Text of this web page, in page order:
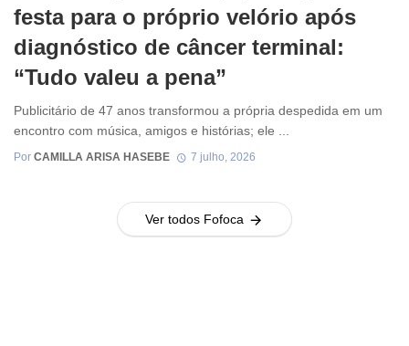
festa para o próprio velório após
diagnóstico de câncer terminal:
“Tudo valeu a pena”
Publicitário de 47 anos transformou a própria despedida em um
encontro com música, amigos e histórias; ele ...
Por CAMILLA ARISA HASEBE 7 julho, 2026
Ver todos Fofoca